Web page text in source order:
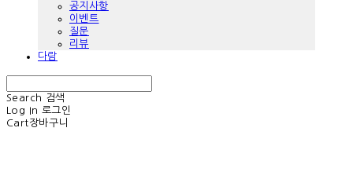
공지사항
이벤트
질문
리뷰
다람
Search
검색
Log In 로그인
Cart장바구니